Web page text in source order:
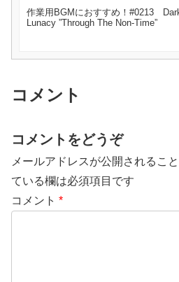
作業用BGMにおすすめ！#0213
Lunacy ”Through The Non-Time”
コメント
コメントをどうぞ
メールアドレスが公開されるこ
ている欄は必須項目です
コメント *